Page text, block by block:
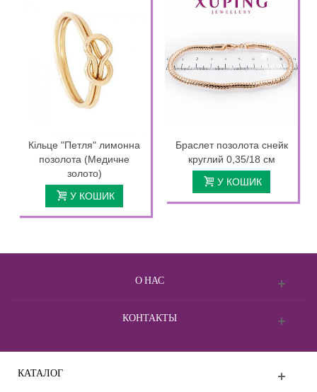
Кільце "Петля" лимонна
позолота (Медичне
золото)
У КОШИК
Браслет позолота снейк
круглий 0,35/18 см
У КОШИК
О НАС
КОНТАКТЫ
КАТАЛОГ